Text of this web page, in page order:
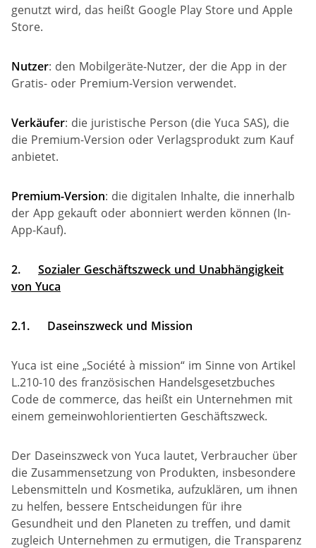
genutzt wird, das heißt Google Play Store und Apple
Store.
Nutzer: den Mobilgeräte-Nutzer, der die App in der
Gratis- oder Premium-Version verwendet.
Verkäufer: die juristische Person (die Yuca SAS), die
die Premium-Version oder Verlagsprodukt zum Kauf
anbietet.
Premium-Version: die digitalen Inhalte, die innerhalb
der App gekauft oder abonniert werden können (In-
App-Kauf).
2.
Sozialer Geschäftszweck und Unabhängigkeit
von Yuca
2.1. Daseinszweck und Mission
Yuca ist eine „Société à mission“ im Sinne von Artikel
L.210-10 des französischen Handelsgesetzbuches
Code de commerce, das heißt ein Unternehmen mit
einem gemeinwohlorientierten Geschäftszweck.
Der Daseinszweck von Yuca lautet, Verbraucher über
die Zusammensetzung von Produkten, insbesondere
Lebensmitteln und Kosmetika, aufzuklären, um ihnen
zu helfen, bessere Entscheidungen für ihre
Gesundheit und den Planeten zu treffen, und damit
zugleich Unternehmen zu ermutigen, die Transparenz